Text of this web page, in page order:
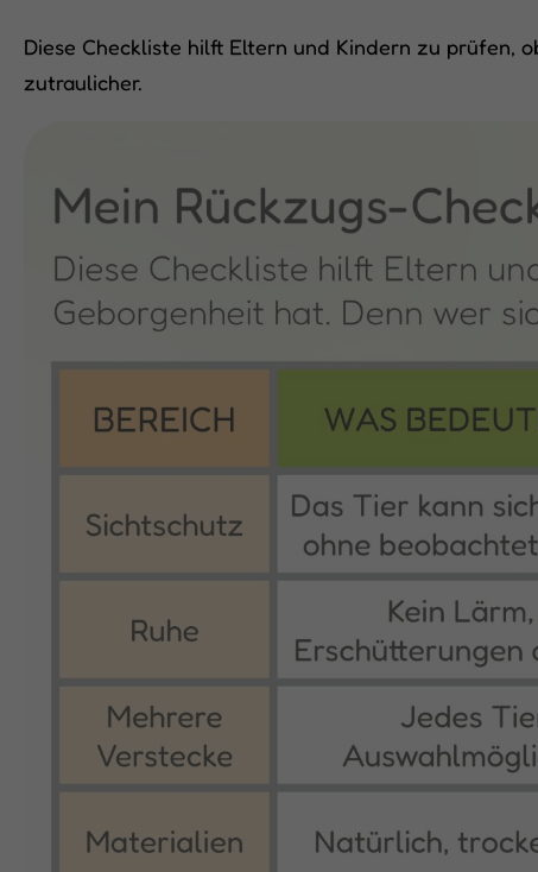
Diese Checkliste hilft Eltern und Kindern zu prüfen,
zutraulicher.